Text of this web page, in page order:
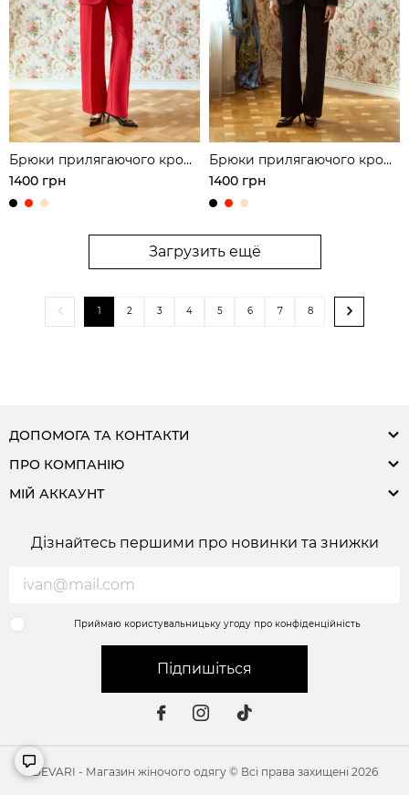
Брюки прилягаючого крою
з акцентними строчками
1400 грн
Брюки прилягаючого крою
з акцентними строчками
1400 грн
Загрузить ещё
1 2 3 4 5 6 7 8
ДОПОМОГА ТА КОНТАКТИ
ПРО КОМПАНІЮ
МІЙ АККАУНТ
Дізнайтесь першими про новинки та знижки
Приймаю користувальницьку угоду про конфіденційність
Підпишіться
DEVARI - Магазин жіночого одягу © Всі права захищені 2026